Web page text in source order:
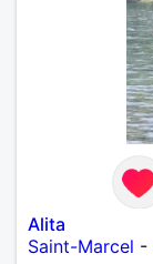
Alita
Saint-Marcel -